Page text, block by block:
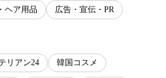
ヘア用品 広告・宣伝・PR
リアン24 韓国コスメ